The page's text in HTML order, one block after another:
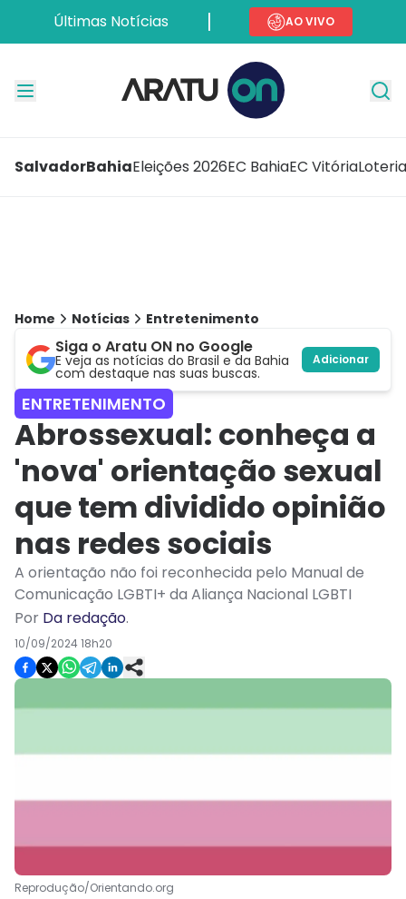
Últimas Notícias AO VIVO
SalvadorBahiaEleições 2026EC BahiaEC Vitória
Home Notícias Entretenimento
Siga o Aratu ON no Google
E veja as notícias do Brasil e da Bahia
com destaque nas suas buscas.
Adicionar
ENTRETENIMENTO
Abrossexual: conheça a
'nova' orientação sexual
que tem dividido opinião
nas redes sociais
A orientação não foi reconhecida pelo Manual de
Comunicação LGBTI+ da Aliança Nacional LGBTI
Por Da redação.
10/09/2024 18h20
Reprodução/Orientando.org